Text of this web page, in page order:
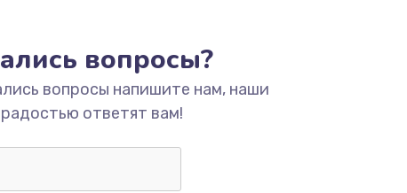
вопросы?
вопросы напишите нам, наши
ответят вам!